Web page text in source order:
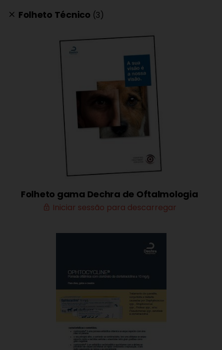
clear Folheto Técnico (3)
Folheto gama Dechra de Oftalmologia
lock_outline Iniciar sessão para descarregar